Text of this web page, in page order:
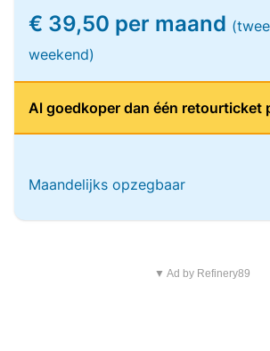
€ 39,50 per maand
weekend)
Al goedkoper dan één retourticket
Maandelijks opzegbaar
▼ Ad by Refinery89